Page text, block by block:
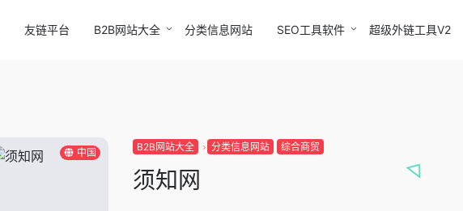
友链平台 B2B网站大全 分类信息网站 SEO工具软件 超级外链工具V2
中国 B2B网站大全 分类信息网站 综合商贸
须知网